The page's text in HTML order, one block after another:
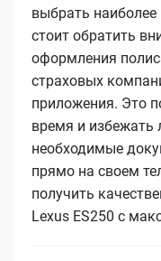
выбрать
стоит обратить
оформления
страховых
приложения. Это
время и избежать
необходимые
прямо на своем
получить
Lexus ES250 с